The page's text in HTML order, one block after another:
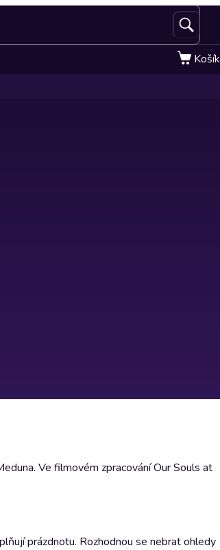
Košík
Ve filmovém zpracování Our Souls at
prázdnotu. Rozhodnou se nebrat ohledy